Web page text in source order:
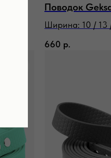
Поводок
Ширина: 10 /
660 р.